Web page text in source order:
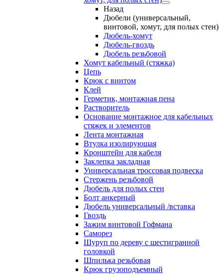
Назад
Дюбели (универсальный,
винтовой, хомут, для полых стен)
Дюбель-хомут
Дюбель-гвоздь
Дюбель резьбовой
Хомут кабельный (стяжка)
Цепь
Крюк с винтом
Клей
Герметик, монтажная пена
Растворитель
Основание монтажное для кабельных
стяжек и элементов
Лента монтажная
Втулка изолирующая
Кронштейн для кабеля
Заклепка закладная
Универсальная троссовая подвеска
Стержень резьбовой
Дюбель для полых стен
Болт анкерный
Дюбель универсальный /вставка
Гвоздь
Зажим винтовой Гофмана
Саморез
Шуруп по дереву с шестигранной
головкой
Шпилька резьбовая
Крюк грузоподъемный